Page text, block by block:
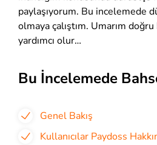
paylaşıyorum. Bu incelemede
olmaya çalıştım. Umarım
yardımcı olur…
Bu İncelemede
Genel Bakış
Kullanıcılar Paydoss